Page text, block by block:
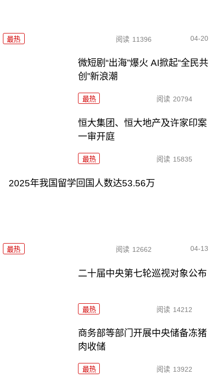
最热 阅读 11396 04-20
微短剧“出海”爆火 AI掀起“全民共
创”新浪潮
最热 阅读 20794
恒大集团、恒大地产及许家印案
一审开庭
最热 阅读 15835
2025年我国留学回国人数达53.56万
最热 阅读 12662 04-13
二十届中央第七轮巡视对象公布
最热 阅读 14212
商务部等部门开展中央储备冻猪
肉收储
最热 阅读 13922